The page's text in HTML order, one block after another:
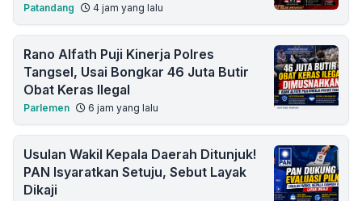
Patandang 4 jam yang lalu
Rano Alfath Puji Kinerja Polres
Tangsel, Usai Bongkar 46 Juta Butir
Obat Keras Ilegal
Parlemen 6 jam yang lalu
Usulan Wakil Kepala Daerah Ditunjuk!
PAN Isyaratkan Setuju, Sebut Layak
Dikaji